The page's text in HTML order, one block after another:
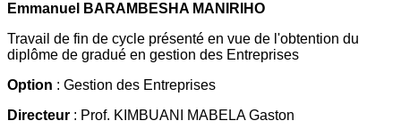
Emmanuel BARAMBESHA MANIRIHO
Travail de fin de cycle présenté en vue de l'obtention du
diplôme de gradué en gestion des Entreprises
Option : Gestion des Entreprises
Directeur : Prof. KIMBUANI MABELA Gaston